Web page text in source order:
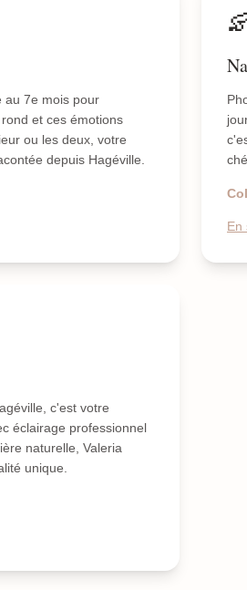
au 7e mois pour
et ces émotions
ou les deux, votre
depuis Hagéville.
En
c'est votre
éclairage professionnel
naturelle, Valeria
unique.